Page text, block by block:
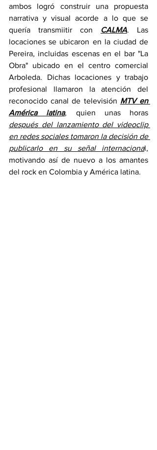
ambos logró construir una propuesta
narrativa y visual acorde a lo que se
quería transmiitir con
CALMA. Las
locaciones se ubicaron en la ciudad de
Pereira, incluidas escenas en el bar "La
Obra" ubicado en el centro comercial
Arboleda. Dichas locaciones y trabajo
profesional llamaron la atención del
reconocido canal de televisión MTV en
América latina
después del lanzamiento del videoclip
en redes sociales tomaron la decisión de
publicarlo en su señal internacional,
motivando así de nuevo a los amantes
del rock en Colombia y América latina.